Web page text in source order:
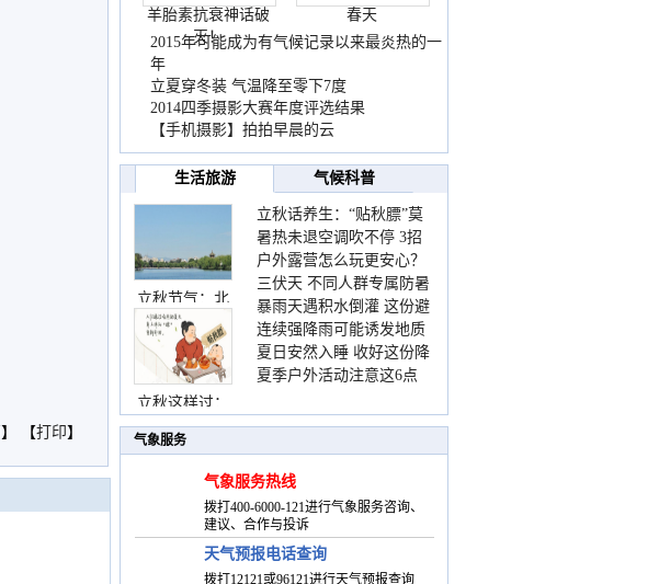
】 【打印】
羊胎素抗衰神话破
灭！
春天
2015年可能成为有气候记录以来最炎热的一
年
立夏穿冬装 气温降至零下7度
2014四季摄影大赛年度评选结果
【手机摄影】拍拍早晨的云
生活旅游 气候科普
立秋节气：北
立秋这样过：
立秋话养生：“贴秋膘”莫
着急 先清暑再防燥
暑热未退空调吹不停 3招
护住肩颈不酸痛
户外露营怎么玩更安心？
这份攻略请收好
三伏天 不同人群专属防暑
要点请收好
暴雨天遇积水倒灌 这份避
险提示请收好
连续强降雨可能诱发地质
灾害 这些前兆要知道
夏日安然入睡 收好这份降
温小贴士
夏季户外活动注意这6点
气象服务
气象服务热线
拨打400-6000-121进行气象服务咨询、
建议、合作与投诉
天气预报电话查询
拨打12121或96121进行天气预报查询